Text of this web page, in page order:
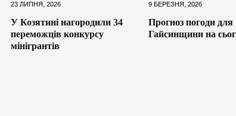
23 ЛИПНЯ, 2026
У Козятині нагородили 34
переможців конкурсу
мінігрантів
9 БЕРЕЗНЯ, 2026
Прогноз погоди для
Гайсинщини на